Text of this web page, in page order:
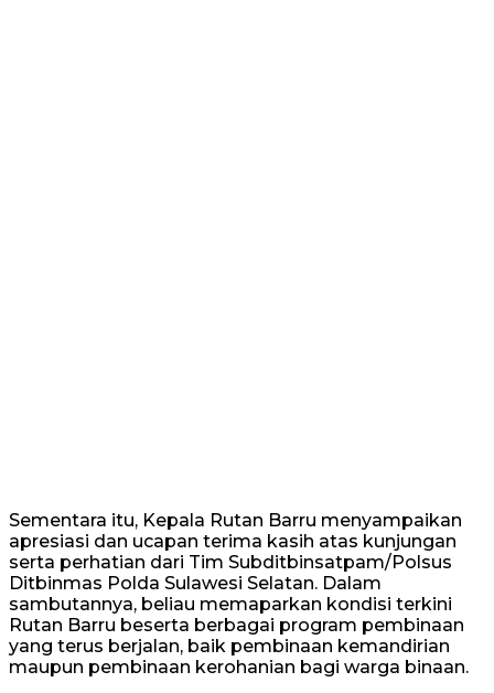
Sementara itu, Kepala Rutan Barru menyampaikan
apresiasi dan ucapan terima kasih atas kunjungan
serta perhatian dari Tim Subditbinsatpam/Polsus
Ditbinmas Polda Sulawesi Selatan. Dalam
sambutannya, beliau memaparkan kondisi terkini
Rutan Barru beserta berbagai program pembinaan
yang terus berjalan, baik pembinaan kemandirian
maupun pembinaan kerohanian bagi warga binaan.